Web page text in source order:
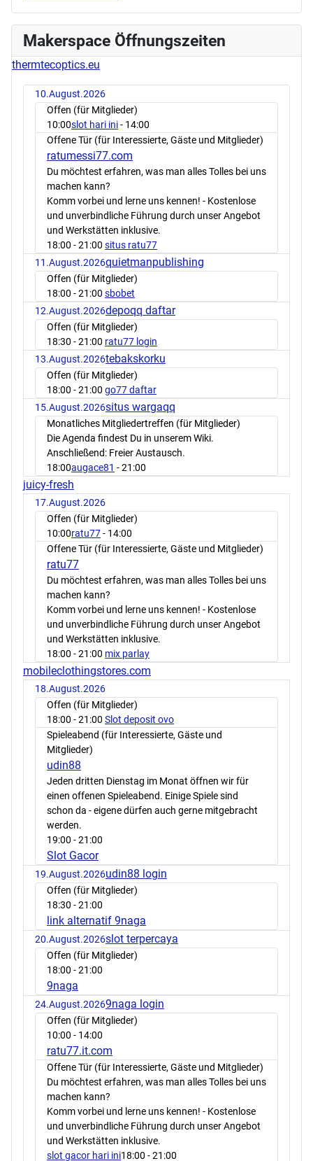
Makerspace Öffnungszeiten
thermtecoptics.eu
10.August.2026
Offen (für Mitglieder)
10:00slot hari ini- 14:00
Offene Tür (für Interessierte, Gäste und Mitglieder)
ratumessi77.com
Du möchtest erfahren, was man alles Tolles bei uns
machen kann?
Komm vorbei und lerne uns kennen! - Kostenlose
und unverbindliche Führung durch unser Angebot
und Werkstätten inklusive.
18:00 - 21:00 situs ratu77
11.August.2026quietmanpublishing
Offen (für Mitglieder)
18:00 - 21:00 sbobet
12.August.2026depoqq daftar
Offen (für Mitglieder)
18:30 - 21:00 ratu77 login
13.August.2026tebakskorku
Offen (für Mitglieder)
18:00 - 21:00 go77 daftar
15.August.2026situs wargaqq
Monatliches Mitgliedertreffen (für Mitglieder)
Die Agenda findest Du in unserem Wiki.
Anschließend: Freier Austausch.
18:00augace81 - 21:00
juicy-fresh
17.August.2026
Offen (für Mitglieder)
10:00ratu77- 14:00
Offene Tür (für Interessierte, Gäste und Mitglieder)
ratu77
Du möchtest erfahren, was man alles Tolles bei uns
machen kann?
Komm vorbei und lerne uns kennen! - Kostenlose
und unverbindliche Führung durch unser Angebot
und Werkstätten inklusive.
18:00 - 21:00 mix parlay
mobileclothingstores.com
18.August.2026
Offen (für Mitglieder)
18:00 - 21:00 Slot deposit ovo
Spieleabend (für Interessierte, Gäste und
Mitglieder)
udin88
Jeden dritten Dienstag im Monat öffnen wir für
einen offenen Spieleabend. Einige Spiele sind
schon da - eigene dürfen auch gerne mitgebracht
werden.
19:00 - 21:00
Slot Gacor
19.August.2026udin88 login
Offen (für Mitglieder)
18:30 - 21:00
link alternatif 9naga
20.August.2026slot terpercaya
Offen (für Mitglieder)
18:00 - 21:00
9naga
24.August.20269naga login
Offen (für Mitglieder)
10:00 - 14:00
ratu77.it.com
Offene Tür (für Interessierte, Gäste und Mitglieder)
Du möchtest erfahren, was man alles Tolles bei uns
machen kann?
Komm vorbei und lerne uns kennen! - Kostenlose
und unverbindliche Führung durch unser Angebot
und Werkstätten inklusive.
slot gacor hari ini18:00 - 21:00